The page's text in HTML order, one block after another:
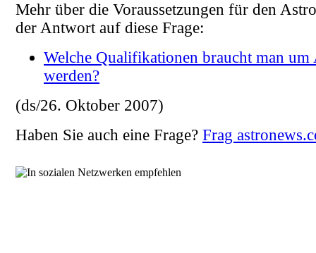
Mehr über die Voraussetzungen für den
der Antwort auf diese Frage:
Welche Qualifikationen braucht man um
werden?
(ds/26. Oktober 2007)
Haben Sie auch eine Frage? Frag